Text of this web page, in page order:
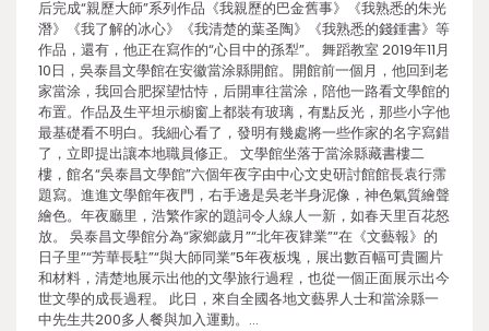
后完成“親歷大師”系列作品《我親歷的巴金舊事》《我熟悉的朱光
潛》《我了解的冰心》《我清楚的葉圣陶》《我熟悉的錢鍾書》等
作品，還有，他正在寫作的“心目中的孫犁”。 舞蹈教室 2019年11月
10日，吳泰昌文學館在安徽當涂縣開館。開館前一個月，他回到老
家當涂，我回合肥探望怙恃，后開車往當涂，陪他一路看文學館的
布置。作品及生平坦示櫥窗上都裝有玻璃，有點反光，那些小字他
最基礎看不明白。我細心看了，發明有幾處將一些作家的名字寫錯
了，立即提出讓本地職員修正。 文學館坐落于當涂縣藏書樓二
樓，館名“吳泰昌文學館”六個年夜字由中心文史研討館館長袁行霈
題寫。進進文學館年夜門，右手邊是吳老半身泥像，神色氣質繪聲
繪色。年夜廳里，浩繁作家的題詞令人線人一新，如春天里百花怒
放。 吳泰昌文學館分為“家鄉歲月”“北年夜肄業”“在《文藝報》的
日子里”“芳華長駐”“與大師同業”5年夜板塊，展出數百幅可貴圖片
和材料，清楚地展示出他的文學旅行過程，也從一個正面展示出今
世文學的成長過程。 此日，來自全國各地文藝界人士和當涂縣一
中先生共200多人餐與加入運動。…